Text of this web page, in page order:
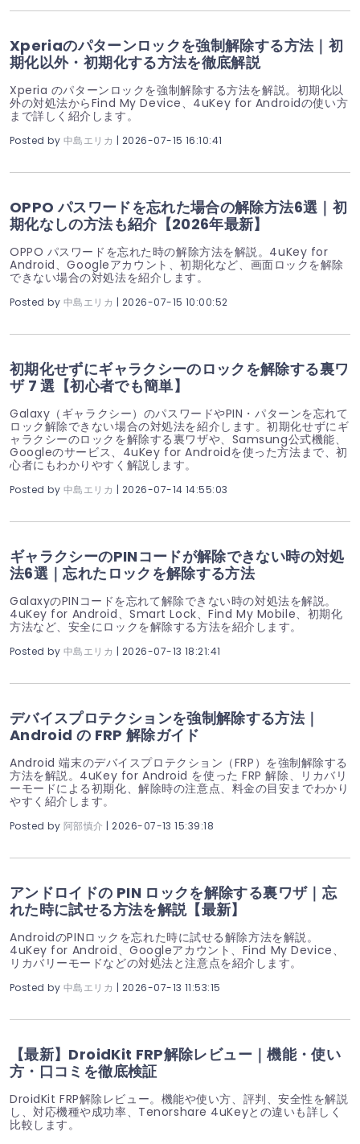
Xperiaのパターンロックを強制解除する方法｜初
期化以外・初期化する方法を徹底解説
Xperia のパターンロックを強制解除する方法を解説。初期化以
外の対処法からFind My Device、4uKey for Androidの使い方
まで詳しく紹介します。
Posted by 中島エリカ | 2026-07-15 16:10:41
OPPO パスワードを忘れた場合の解除方法6選｜初
期化なしの方法も紹介【2026年最新】
OPPO パスワードを忘れた時の解除方法を解説。4uKey for
Android、Googleアカウント、初期化など、画面ロックを解除
できない場合の対処法を紹介します。
Posted by 中島エリカ | 2026-07-15 10:00:52
初期化せずにギャラクシーのロックを解除する裏ワ
ザ 7 選【初心者でも簡単】
Galaxy（ギャラクシー）のパスワードやPIN・パターンを忘れて
ロック解除できない場合の対処法を紹介します。初期化せずにギ
ャラクシーのロックを解除する裏ワザや、Samsung公式機能、
Googleのサービス、4uKey for Androidを使った方法まで、初
心者にもわかりやすく解説します。
Posted by 中島エリカ | 2026-07-14 14:55:03
ギャラクシーのPINコードが解除できない時の対処
法6選｜忘れたロックを解除する方法
GalaxyのPINコードを忘れて解除できない時の対処法を解説。
4uKey for Android、Smart Lock、Find My Mobile、初期化
方法など、安全にロックを解除する方法を紹介します。
Posted by 中島エリカ | 2026-07-13 18:21:41
デバイスプロテクションを強制解除する方法｜
Android の FRP 解除ガイド
Android 端末のデバイスプロテクション（FRP）を強制解除する
方法を解説。4uKey for Android を使った FRP 解除、リカバリ
ーモードによる初期化、解除時の注意点、料金の目安までわかり
やすく紹介します。
Posted by 阿部慎介 | 2026-07-13 15:39:18
アンドロイドの PIN ロックを解除する裏ワザ｜忘
れた時に試せる方法を解説【最新】
AndroidのPINロックを忘れた時に試せる解除方法を解説。
4uKey for Android、Googleアカウント、Find My Device、
リカバリーモードなどの対処法と注意点を紹介します。
Posted by 中島エリカ | 2026-07-13 11:53:15
【最新】DroidKit FRP解除レビュー｜機能・使い
方・口コミを徹底検証
DroidKit FRP解除レビュー。機能や使い方、評判、安全性を解説
し、対応機種や成功率、Tenorshare 4uKeyとの違いも詳しく
比較します。